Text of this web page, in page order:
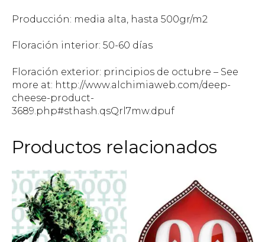
Producción: media alta, hasta 500gr/m2
Floración interior: 50-60 días
Floración exterior: principios de octubre – See
more at: http://www.alchimiaweb.com/deep-
cheese-product-
3689.php#sthash.qsQrl7mw.dpuf
Productos relacionados